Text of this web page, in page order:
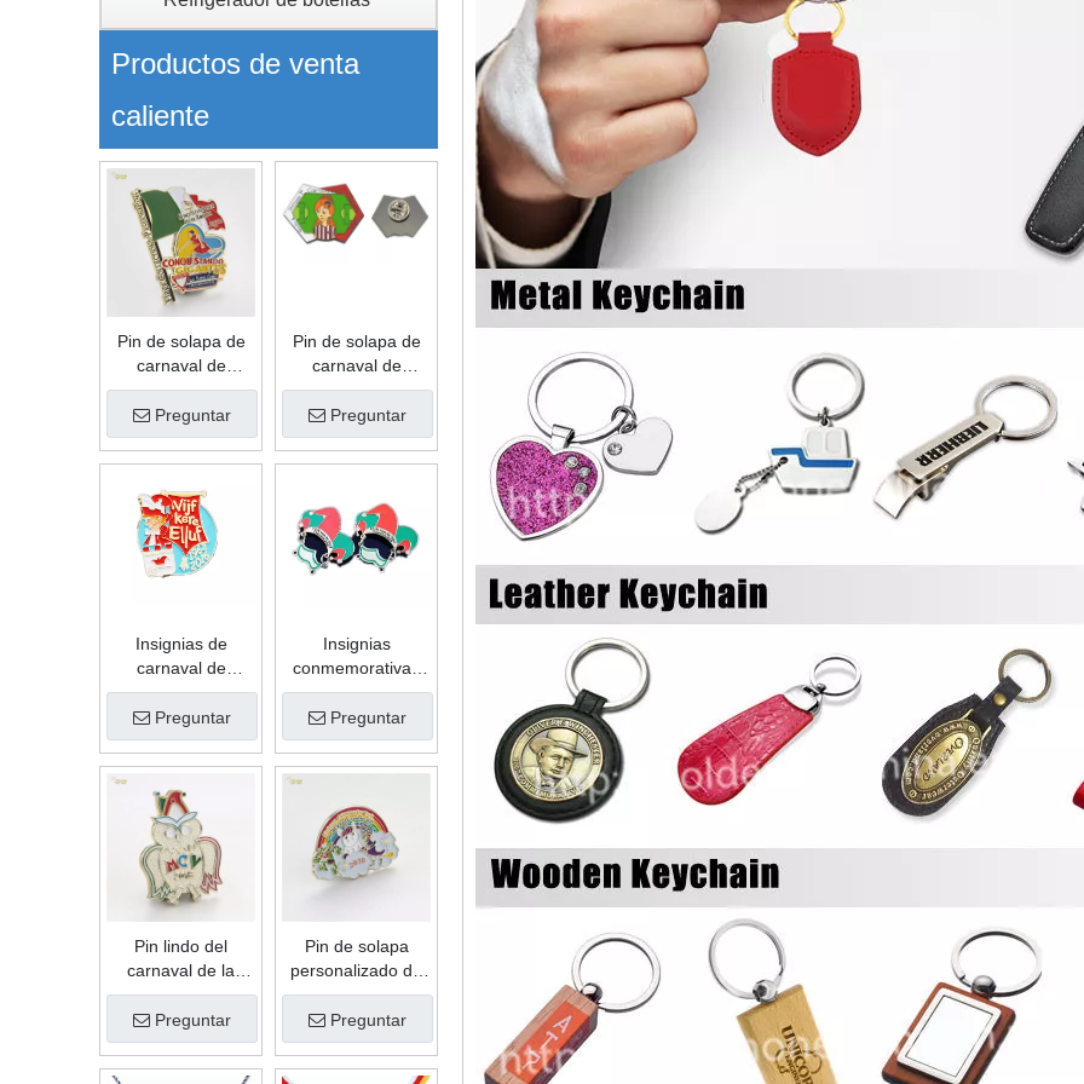
Productos de venta
caliente
Pin de solapa de
carnaval de
aleación de zinc
con forma de
moda de recuerdo
personalizado de
esmalte suave de
regalo de gran
oferta
Preguntar
Pin de solapa de
carnaval de
aleación de zinc
con forma de
recuerdo
personalizado de
regalo de
promoción de alta
calidad
Preguntar
Insignias de
carnaval de
aleación de zinc
con forma de
recuerdo
personalizado de
esmalte suave de
regalo de
promoción de alta
calidad
Preguntar
Insignias
conmemorativas
del carnaval del
deporte del metal
del oro de la
antigüedad del
encargo de la
buena calidad
Preguntar
Pin lindo del
carnaval de la
aleación del cinc
de la forma linda
de encargo del
esmalte suave del
Preguntar
Pin de solapa
personalizado de
esmalte suave de
color de relleno de
arco iris de metal
de alta calidad de
Preguntar